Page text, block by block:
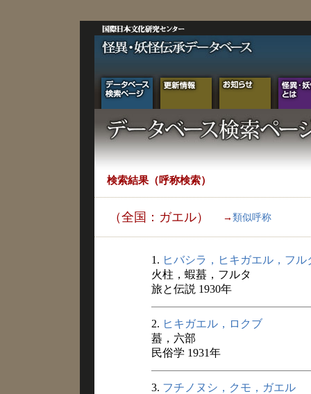
検索結果（呼称検索）
（全国：ガエル） → 類似呼称
1. ヒバシラ，ヒキガエル，フル
火柱，蝦蟇，フルタ
旅と伝説 1930年
2. ヒキガエル，ロクブ
蟇，六部
民俗学 1931年
3. フチノヌシ，クモ，ガエル